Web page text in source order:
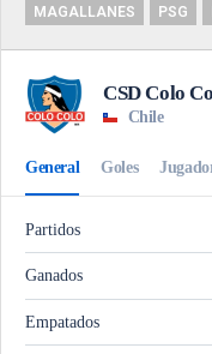
MAGALLANES
PSG